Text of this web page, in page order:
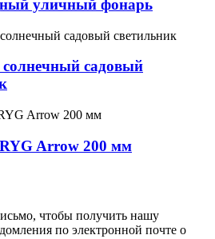
уличный фонарь
солнечный садовый
Arrow 200 мм
чтобы получить нашу
по электронной почте о